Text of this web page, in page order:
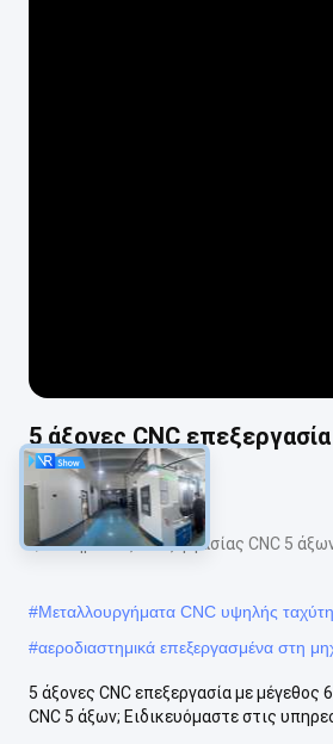
5 άξονες CNC
Μαύρισμα
Υπηρεσίες επεξεργασίας CNC 5
#Μεταλλουργήματα CNC υψηλής
#αεροδιαστημικά επεξεργασμένα στη
5 άξονες CNC επεξεργασία με
CNC 5 άξων; Ειδικευόμαστε στις